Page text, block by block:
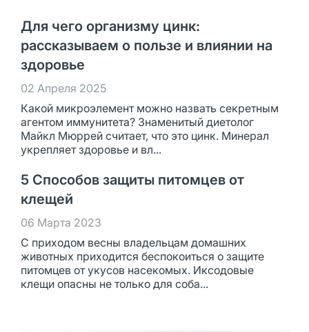
Для чего организму цинк:
рассказываем о пользе и влиянии на
здоровье
02 Апреля 2025
Какой микроэлемент можно назвать секретным
агентом иммунитета? Знаменитый диетолог
Майкл Мюррей считает, что это цинк. Минерал
укрепляет здоровье и вл...
5 Способов защиты питомцев от
клещей
06 Марта 2023
С приходом весны владельцам домашних
животных приходится беспокоиться о защите
питомцев от укусов насекомых. Иксодовые
клещи опасны не только для соба...